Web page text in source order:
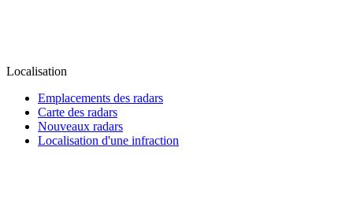
Localisation
Emplacements des radars
Carte des radars
Nouveaux radars
Localisation d'une infraction